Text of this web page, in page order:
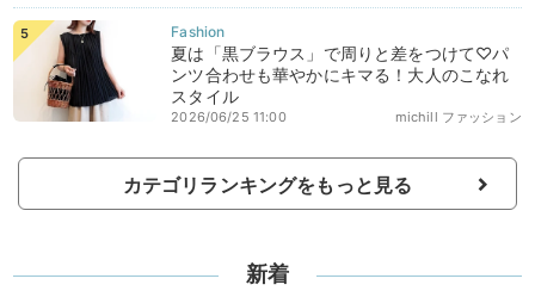
夏は「黒ブラウス」で周りと差をつけて♡パ
ンツ合わせも華やかにキマる！大人のこなれ
スタイル
michill ファッション
2026/06/25 11:00
カテゴリランキングをもっと見る
新着